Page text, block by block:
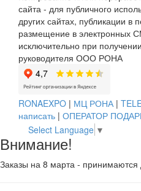
сайта - для публичного
других сайтах, публикации в
размещение в электронных
исключительно при
руководителя ООО РОНА
RONAEXPO | МЦ РОНА |
написать | ОПЕРАТОР
Select Language ▼
Внимание!
Заказы на 8 марта - принимаются